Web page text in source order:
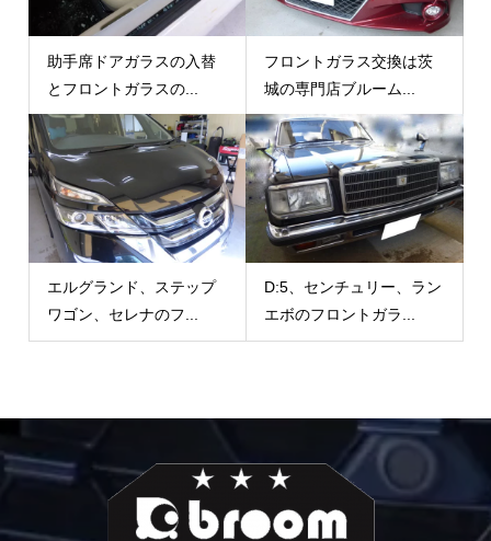
助手席ドアガラスの入替
とフロントガラスの...
フロントガラス交換は茨
城の専門店ブルーム...
エルグランド、ステップ
ワゴン、セレナのフ...
D:5、センチュリー、ラン
エボのフロントガラ...